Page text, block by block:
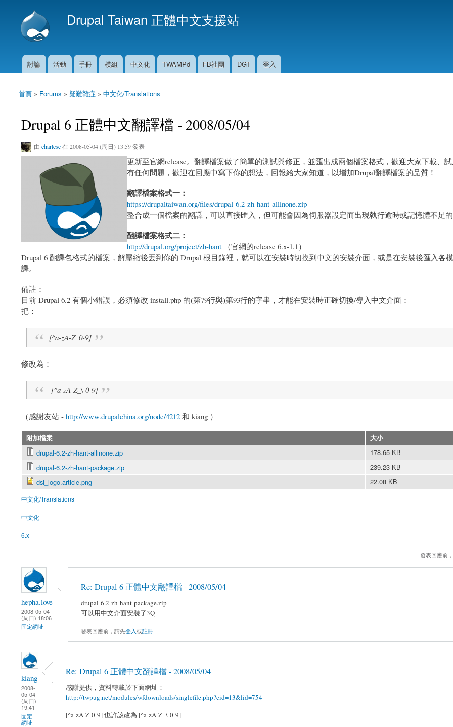
Drupal Taiwan 正體中文支援站
主選單
討論 活動 手冊 模組 中文化 TWAMPd FB社團 DGT 登入
您在這裡
首頁 » Forums » 疑難雜症 » 中文化/Translations
Drupal 6 正體中文翻譯檔 - 2008/05/04
由 charlesc在 2008-05-04 (周日) 13:59 發表
更新至官網release。翻譯檔案做了簡單的測試與修正，並匯出成兩個檔案格式，歡迎大家下載、
有任何問題，歡迎在回應中寫下你的想法，回報給大家知道，以增加Drupal翻譯檔案的品質！
翻譯檔案格式一：
https://drupaltaiwan.org/files/drupal-6.2-zh-hant-allinone.zip
整合成一個檔案的翻譯，可以直接匯入，但可能會因為伺服器設定而出現執行逾時或記憶體不足
翻譯檔案格式二：
http://drupal.org/project/zh-hant （官網的release 6.x-1.1）
Drupal 6 翻譯包格式的檔案，解壓縮後丟到你的 Drupal 根目錄裡，就可以在安裝時切換到中文的安裝介面，或是在安裝後匯入各
譯。
備註：
目前 Drupal 6.2 有個小錯誤，必須修改 install.php 的(第79行與)第93行的字串，才能在安裝時正確切換/導入中文介面：
把：
[^a-zA-Z_0-9]
修改為：
[^a-zA-Z_\-0-9]
（感謝友站 - http://www.drupalchina.org/node/4212 和 kiang ）
附加檔案 大小
drupal-6.2-zh-hant-allinone.zip
178.65 KB
drupal-6.2-zh-hant-package.zip
239.23 KB
dsl_logo.article.png
22.08 KB
中文化/Translations
中文化
6.x
發表回應前
hepha.love
2008-05-04
(周日) 18:06
固定網址
Re: Drupal 6 正體中文翻譯檔 - 2008/05/04
drupal-6.2-zh-hant-package.zip
可以用中文介面安裝了3Q
發表回應前，請先登入或註冊
kiang
2008-
05-04
(周日)
19:41
固定
網址
Re: Drupal 6 正體中文翻譯檔 - 2008/05/04
感謝提供，資料轉載於下面網址：
http://twpug.net/modules/wfdownloads/singlefile.php?cid=13&lid=754
[^a-zA-Z-0-9] 也許該改為 [^a-zA-Z_\-0-9]